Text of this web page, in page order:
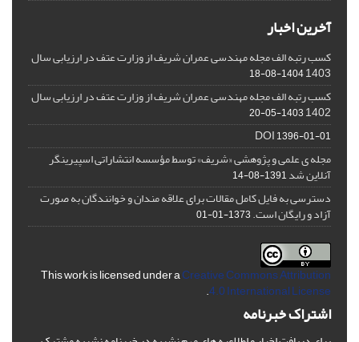
آخرین اخبار
کسب رتبه الف مجله مهندسی عمران شریف از وزارت عتف در ارزیابی سال
1403
1404-08-18
کسب رتبه الف مجله مهندسی عمران شریف از وزارت عتف در ارزیابی سال
1402
1403-05-20
DOI1396-01-01
مجله ی علمی و پژوهشی «شریف» توسط مؤسسه انتشاراتی اسپیرینگر
آنلاین شد1391-08-14
دسترسی به فایل کامل مقالات برای علاقه مندان و خوانندگان به صورت
آزاد و رایگان است.1373-01-01
This work is licensed under aCreative Commons Attribution
4.0 International License
.
اشتراک خبرنامه